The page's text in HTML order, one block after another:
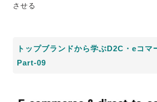
させる
トップブランドから学ぶD2C・eコマ
Part-09